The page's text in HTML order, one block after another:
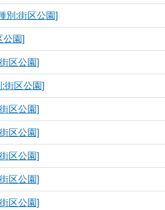
別:街区公園]
公園]
区公園]
街区公園]
区公園]
区公園]
区公園]
区公園]
区公園]